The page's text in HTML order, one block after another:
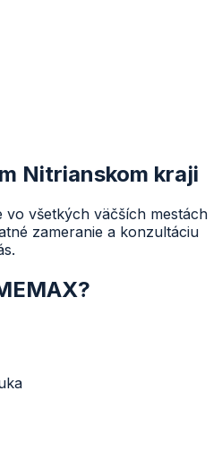
Nitrianskom kraji
vo všetkých väčších mestách
zameranie a konzultáciu